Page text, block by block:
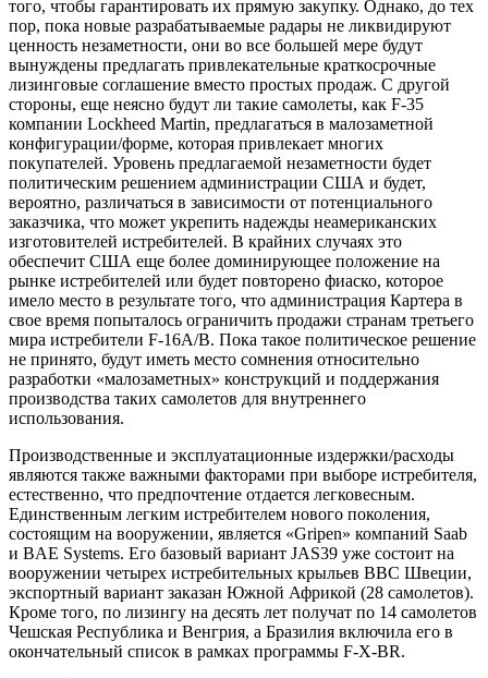
того, чтобы гарантировать их прямую закупку. Однако, до тех
пор, пока новые разрабатываемые радары не ликвидируют
ценность незаметности, они во все большей мере будут
вынуждены предлагать привлекательные краткосрочные
лизинговые соглашение вместо простых продаж. С другой
стороны, еще неясно будут ли такие самолеты, как F-35
компании Lockheed Martin, предлагаться в малозаметной
конфигурации/форме, которая привлекает многих
покупателей. Уровень предлагаемой незаметности будет
политическим решением администрации США и будет,
вероятно, различаться в зависимости от потенциального
заказчика, что может укрепить надежды неамериканских
изготовителей истребителей. В крайних случаях это
обеспечит США еще более доминирующее положение на
рынке истребителей или будет повторено фиаско, которое
имело место в результате того, что администрация Картера в
свое время попыталось ограничить продажи странам третьего
мира истребители F-16A/B. Пока такое политическое решение
не принято, будут иметь место сомнения относительно
разработки «малозаметных» конструкций и поддержания
производства таких самолетов для внутреннего
использования.
Производственные и эксплуатационные издержки/расходы
являются также важными факторами при выборе истребителя,
естественно, что предпочтение отдается легковесным.
Единственным легким истребителем нового поколения,
состоящим на вооружении, является «Gripen» компаний Saab
и BAE Systems. Его базовый вариант JAS39 уже состоит на
вооружении четырех истребительных крыльев ВВС Швеции,
экспортный вариант заказан Южной Африкой (28 самолетов).
Кроме того, по лизингу на десять лет получат по 14 самолетов
Чешская Республика и Венгрия, а Бразилия включила его в
окончательный список в рамках программы F-X-BR.